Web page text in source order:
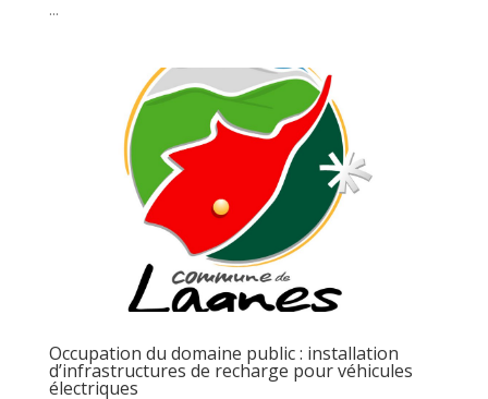
...
Occupation du domaine public : installation
d’infrastructures de recharge pour véhicules
électriques